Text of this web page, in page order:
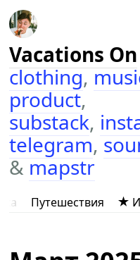
Vacations On
clothing,
product,
substack,
telegram,
&mapstr
Путешествия